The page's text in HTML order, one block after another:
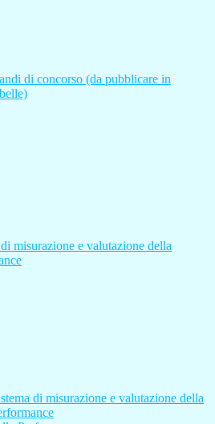
di concorso (da pubblicare in
misurazione e valutazione della
di misurazione e valutazione della